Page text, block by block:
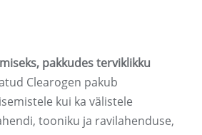
pakkudes terviklikku
Clearogen pakub
kui ka välistele
tooniku ja ravilahenduse,